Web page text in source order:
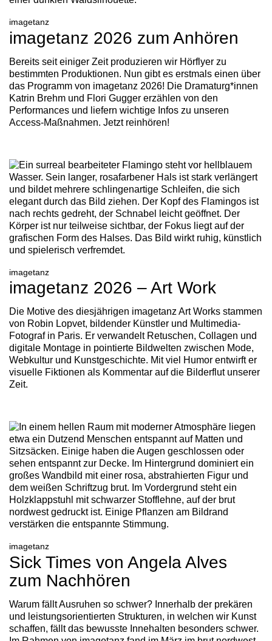
imagetanz
imagetanz 2026 zum Anhören
Bereits seit einiger Zeit produzieren wir Hörflyer zu
bestimmten Produktionen. Nun gibt es erstmals einen über
das Programm von imagetanz 2026! Die Dramaturg*innen
Katrin Brehm und Flori Gugger erzählen von den
Performances und liefern wichtige Infos zu unseren
Access-Maßnahmen. Jetzt reinhören!
imagetanz
imagetanz 2026 – Art Work
Die Motive des diesjährigen imagetanz Art Works stammen
von Robin Lopvet, bildender Künstler und Multimedia-
Fotograf in Paris. Er verwandelt Retuschen, Collagen und
digitale Montage in pointierte Bildwelten zwischen Mode,
Webkultur und Kunstgeschichte. Mit viel Humor entwirft er
visuelle Fiktionen als Kommentar auf die Bilderflut unserer
Zeit.
imagetanz
Sick Times von Angela Alves
zum Nachhören
Warum fällt Ausruhen so schwer? Innerhalb der prekären
und leistungsorientierten Strukturen, in welchen wir Kunst
schaffen, fällt das bewusste Innehalten besonders schwer.